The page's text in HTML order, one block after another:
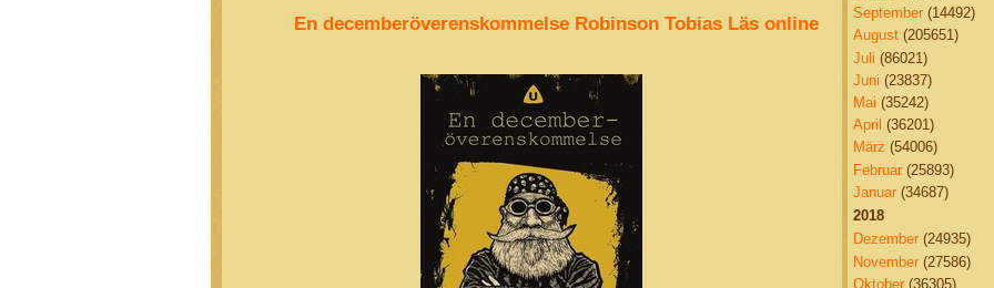
En decemberöverenskommelse Robinson Tobias Läs online
September(14492)
August(205651)
Juli (86021)
Juni (23837)
Mai (35242)
April (36201)
März (54006)
Februar(25893)
Januar(34687)
2018
Dezember(24935)
November(27586)
Oktober(36305)